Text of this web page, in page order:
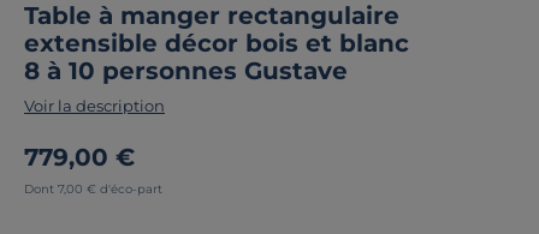
Table à manger rectangulaire
extensible décor bois et blanc
8 à 10 personnes Gustave
Voir la description
779,00 €
Dont 7,00 € d'éco-part